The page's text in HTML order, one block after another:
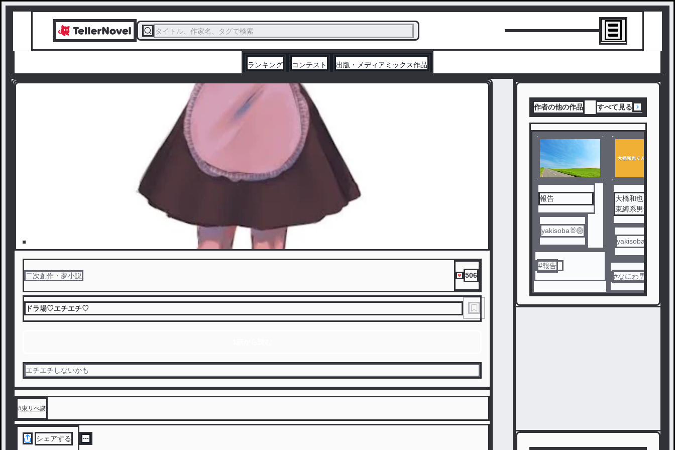
タイトル、作家名、タグで検索
ランキング コンテスト 出版・メディアミックス作品
二次創作・夢小説 506
ドラ場♡エチエチ♡
エチエチしないかも
#東リべ腐
シェアする
作者の他の作品 すべて見る
報告
yakisoba🐰🏐
#報告
大橋和也くんは
束縛系男子
yakisoba🐰🏐
#なにわ男子